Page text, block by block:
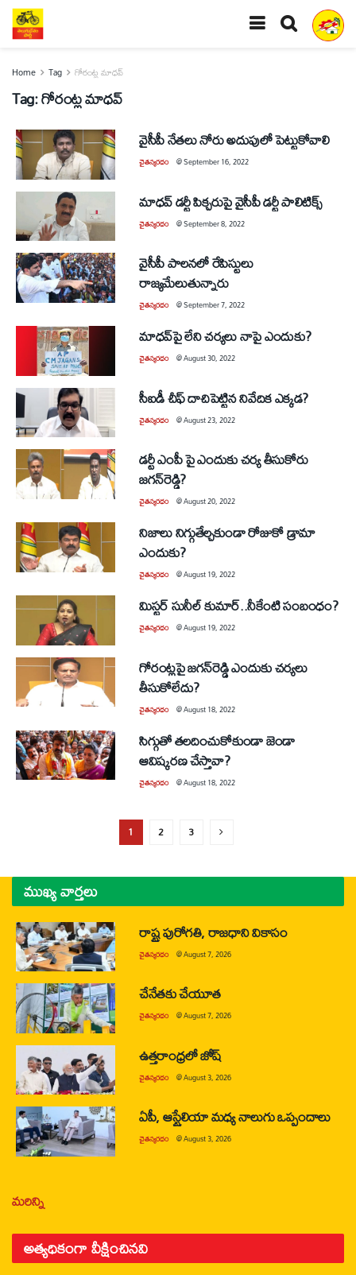
Home Tag గోరంట్ల మాధవ్‌
Tag:గోరంట్ల మాధవ్‌
వైసీపీ నేతలు నోరు అదుపులో పెట్టుకోవాలి
చైతన్యరధం @September 16, 2022
మాధవ్‌ డర్టీ పిక్చరుపై వైసీపీ డర్టీ పాలిటిక్స్‌
చైతన్యరధం @September 8, 2022
వైసీపీ పాలనలో రేపిస్టులు
రాజ్యమేలుతున్నారు
చైతన్యరధం @September 7, 2022
మాధవ్‌పై లేని చర్యలు నాపై ఎందుకు?
చైతన్యరధం @August 30, 2022
సీఐడీ చీఫ్‌ దాచిపెట్టిన నివేదిక ఎక్కడ?
చైతన్యరధం @August 23, 2022
డర్టీ ఎంపీ పై ఎందుకు చర్య తీసుకోరు
జగన్‌రెడ్డి?
చైతన్యరధం @August 20, 2022
నిజాలు నిగ్గుతేల్చకుండా రోజుకో డ్రామా
ఎందుకు?
చైతన్యరధం @August 19, 2022
మిస్టర్‌ సునీల్‌ కుమార్‌..నీకేంటి సంబంధం?
చైతన్యరధం @August 19, 2022
గోరంట్లపై జగన్‌రెడ్డి ఎందుకు చర్యలు
తీసుకోలేదు?
చైతన్యరధం @August 18, 2022
సిగ్గుతో తలదించుకోకుండా జెండా
ఆవిష్కరణ చేస్తావా?
చైతన్యరధం @August 18, 2022
1 2 3
ముఖ్య వార్తలు
రాష్ట్ర పురోగతి, రాజధాని వికాసం
చైతన్యరధం @August 7, 2026
చేనేతకు చేయూత
చైతన్యరధం @August 7, 2026
ఉత్తరాంధ్రలో జోష్
చైతన్యరధం @August 3, 2026
ఏపీ, ఆస్ట్రేలియా మధ్య నాలుగు ఒప్పందాలు
చైతన్యరధం @August 3, 2026
మరిన్ని
అత్యధికంగా వీక్షించినవి